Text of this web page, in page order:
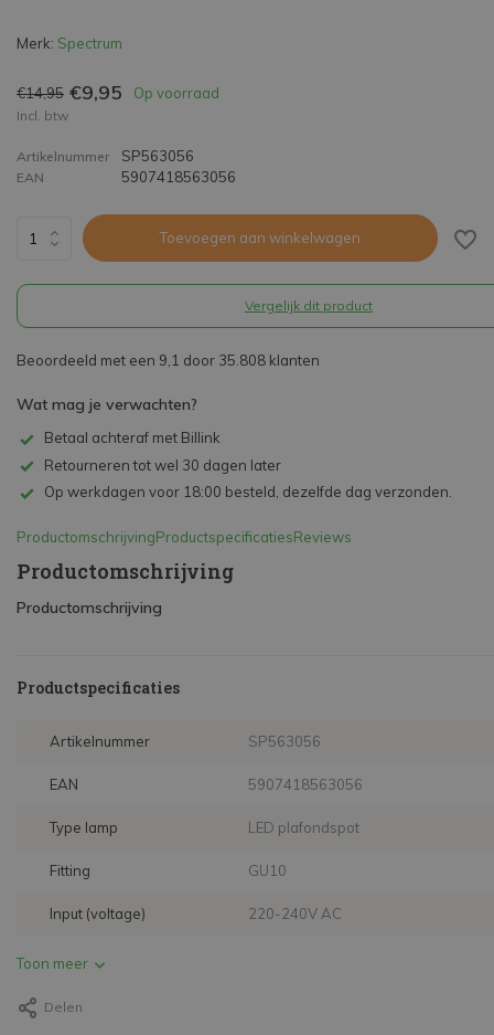
Merk: Spectrum
€14,95 €9,95 Op voorraad
Incl. btw
Artikelnummer SP563056
EAN 5907418563056
Toevoegen aan winkelwagen
Vergelijk dit product
Beoordeeld met een 9,1 door 35.808 klanten
Wat mag je verwachten?
Betaal achteraf met Billink
Retourneren tot wel 30 dagen later
Op werkdagen voor 18:00 besteld, dezelfde dag verzonden.
ProductomschrijvingProductspecificatiesReviews
Productomschrijving
Productomschrijving
Productspecificaties
Artikelnummer SP563056
EAN 5907418563056
Type lamp LED plafondspot
Fitting GU10
Input (voltage) 220-240V AC
Toon meer
Delen